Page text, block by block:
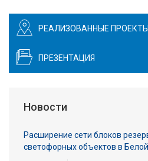
РЕАЛИЗОВАННЫЕ ПРОЕКТЫ
ПРЕЗЕНТАЦИЯ
Новости
Расширение сети блоков
светофорных объектов в